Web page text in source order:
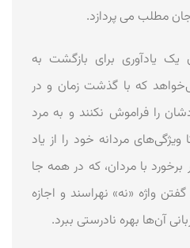
مطلب می پردازد.
یک یادآوری برای بازگشت به
که با گذشت زمان و در
را فراموش نکنند و به مرد
مردانه خود را از یاد
برخورد با مردان، که در همه جا
واژه «نه» نهراسند و اجازه
آن‌ها بهره نادرستی ببرد.